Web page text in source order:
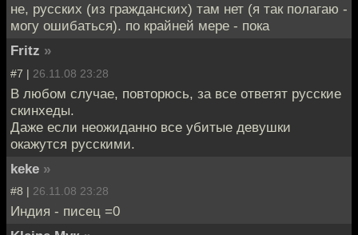
не, русских (из гражданских) там нет (я так полагаю -
могу ошибаться). по крайней мере - пока
Fritz »
#7 | 26.11.08 23:28
В любом случае, повторюсь, за все ответят русские
скинхеды.
Даже если неожиданно все убитые девушки
окажутся русскими.
keke »
#8 | 26.11.08 23:28
Индия - писец =0